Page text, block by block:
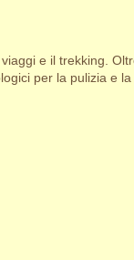
e il trekking.
per la pulizia e